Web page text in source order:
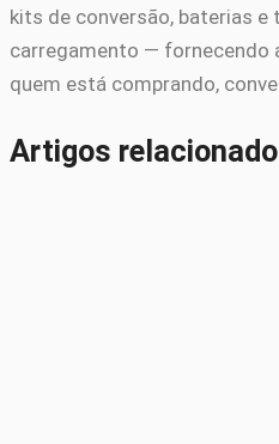
kits de conversão, baterias e
carregamento — fornecendo
quem está comprando,
Artigos